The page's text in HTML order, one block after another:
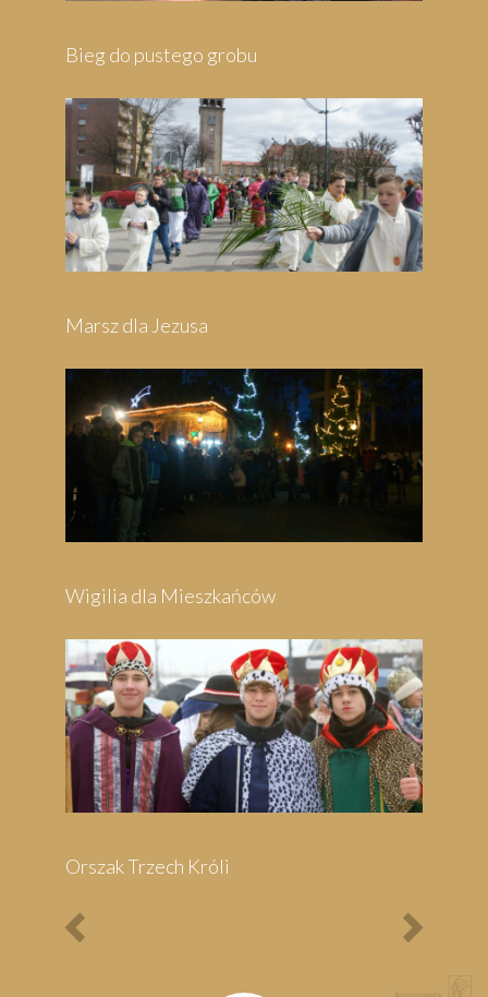
Pielgrzymka do Wejherowa
Pielgrzymka do Swarzewa
Festyn Parafialny
Bieg Papieski
XXII Pielgrzymi